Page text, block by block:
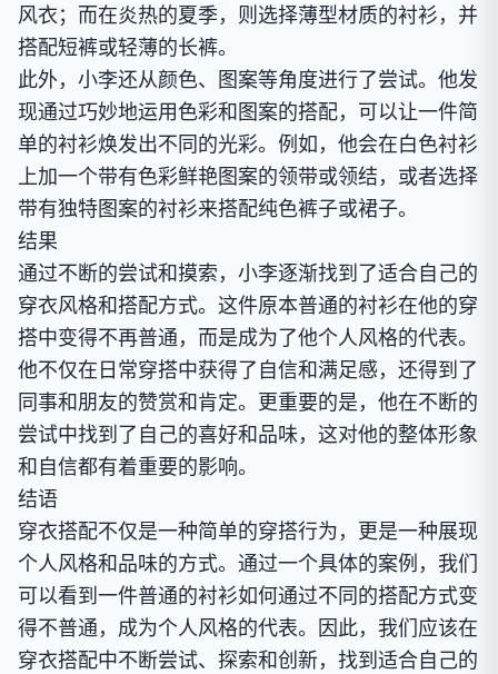
风衣；而在炎热的夏季，则选择薄型材质的衬衫，并
搭配短裤或轻薄的长裤。
此外，小李还从颜色、图案等角度进行了尝试。他发
现通过巧妙地运用色彩和图案的搭配，可以让一件简
单的衬衫焕发出不同的光彩。例如，他会在白色衬衫
上加一个带有色彩鲜艳图案的领带或领结，或者选择
带有独特图案的衬衫来搭配纯色裤子或裙子。
结果
通过不断的尝试和摸索，小李逐渐找到了适合自己的
穿衣风格和搭配方式。这件原本普通的衬衫在他的穿
搭中变得不再普通，而是成为了他个人风格的代表。
他不仅在日常穿搭中获得了自信和满足感，还得到了
同事和朋友的赞赏和肯定。更重要的是，他在不断的
尝试中找到了自己的喜好和品味，这对他的整体形象
和自信都有着重要的影响。
结语
穿衣搭配不仅是一种简单的穿搭行为，更是一种展现
个人风格和品味的方式。通过一个具体的案例，我们
可以看到一件普通的衬衫如何通过不同的搭配方式变
得不普通，成为个人风格的代表。因此，我们应该在
穿衣搭配中不断尝试、探索和创新，找到适合自己的